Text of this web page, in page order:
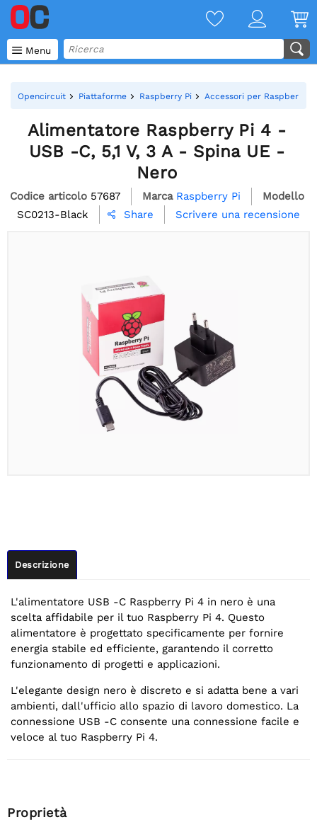
 Menu
Opencircuit Piattaforme Raspberry Pi Accessori per Raspberry Pi
Alimentatore Raspberry Pi 4 -
USB -C, 5,1 V, 3 A - Spina UE -
Nero
Codice articolo 57687 Marca Raspberry Pi
Modello
SC0213-Black
 Share Scrivere una recensione
Descrizione
L'alimentatore USB -C Raspberry Pi 4 in nero è una
scelta affidabile per il tuo Raspberry Pi 4. Questo
alimentatore è progettato specificamente per fornire
energia stabile ed efficiente, garantendo il corretto
funzionamento di progetti e applicazioni.
L'elegante design nero è discreto e si adatta bene a vari
ambienti, dall'ufficio allo spazio di lavoro domestico. La
connessione USB -C consente una connessione facile e
veloce al tuo Raspberry Pi 4.
Proprietà